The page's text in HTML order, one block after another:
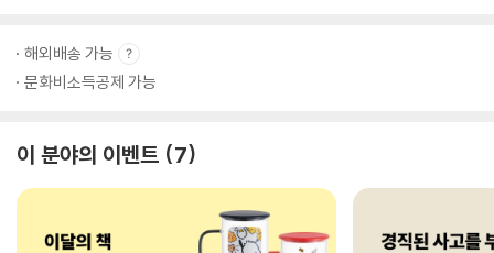
해외배송 가능
문화비소득공제 가능
이 분야의 이벤트 7